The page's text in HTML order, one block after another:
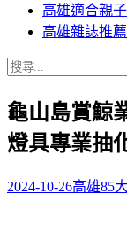
高雄適合親
高雄雜誌推
搜
關
鍵
字:
龜山島賞鯨
燈具專業抽
2024-10-26高雄85